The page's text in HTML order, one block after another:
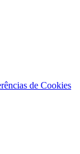
de Cookies